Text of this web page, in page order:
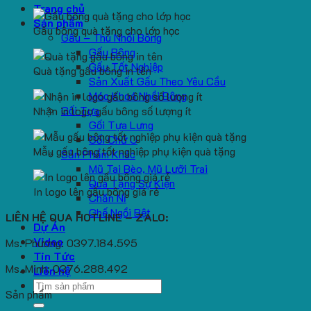
Trang chủ
Sản phẩm
Gấu – Thú Nhồi Bông
Gấu Bông
Gấu Tốt Nghiệp
Sản Xuất Gấu Theo Yêu Cầu
Móc Khoá Nhồi Bông
Gối Tựa
Gối Tựa Lưng
Gối Chữ U
Sản Phẩm Khác
Mũ Tai Bèo, Mũ Lưỡi Trai
Quà Tặng Sự Kiện
Chăn Nỉ
Ghế Ngồi Bệt
Dự Án
Video
Tin Tức
Liên hệ
Search
for:
Gấu bông quà tặng cho lớp học
Quà tặng gấu bông in tên
Nhận in logo gấu bông số lượng ít
Mẫu gấu bông tốt nghiệp phụ kiện quà tặng
In logo lên gấu bông giá rẻ
LIÊN HỆ QUA HOTLINE – ZALO:
Ms. Phương: 0397.184.595
Ms. Minh: 0376.288.492
Sản phẩm